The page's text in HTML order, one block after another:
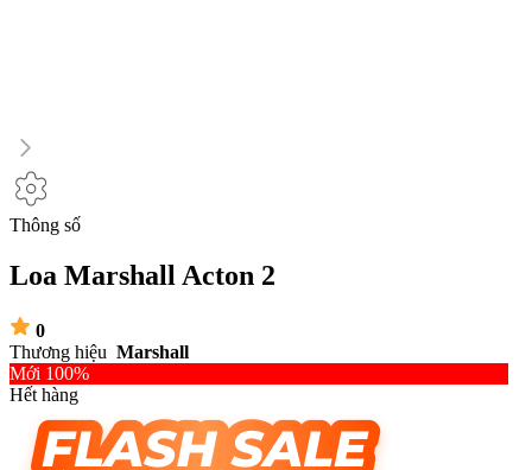
Thông số
Loa Marshall Acton 2
0
Thương hiệu Marshall
Mới 100%
Hết hàng